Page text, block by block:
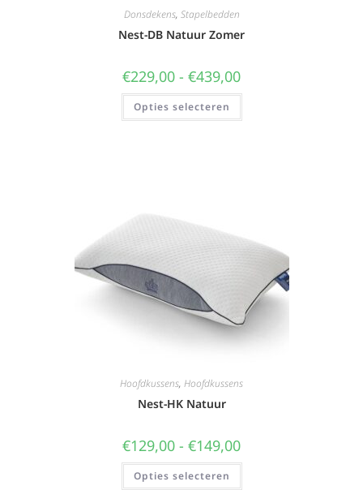
Donsdekens, Stapelbedden
Nest-DB Natuur Zomer
€229,00 - €439,00
Opties selecteren
Hoofdkussens, Hoofdkussens
Nest-HK Natuur
€129,00 - €149,00
Opties selecteren